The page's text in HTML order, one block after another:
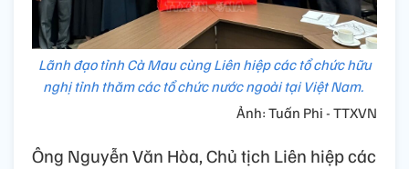
Lãnh đạo tỉnh Cà Mau cùng Liên hiệp các tổ chức hữu
nghị tỉnh thăm các tổ chức nước ngoài tại Việt Nam.
Ảnh: Tuấn Phi - TTXVN
Ông Nguyễn Văn Hòa, Chủ tịch Liên hiệp các